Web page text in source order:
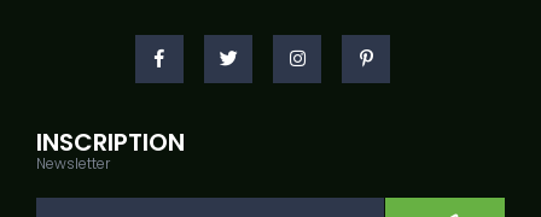
INSCRIPTION
Newsletter